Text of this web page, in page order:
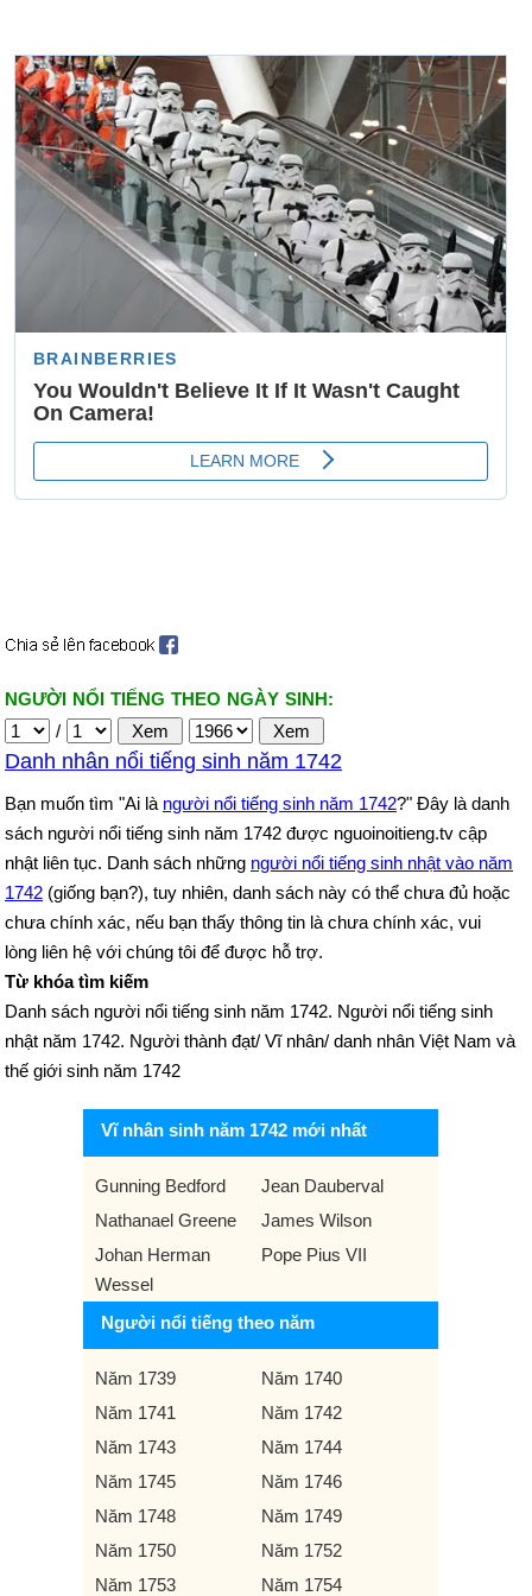
NGƯỜI NỔI TIẾNG THEO NGÀY SINH:
/
Danh nhân nổi tiếng sinh năm 1742
Bạn muốn tìm "Ai là người nổi tiếng sinh năm 1742?" Đây là danh
sách người nổi tiếng sinh năm 1742 được nguoinoitieng.tv cập
nhật liên tục. Danh sách những người nổi tiếng sinh nhật vào năm
1742 (giống bạn?), tuy nhiên, danh sách này có thể chưa đủ hoặc
chưa chính xác, nếu bạn thấy thông tin là chưa chính xác, vui
lòng liên hệ với chúng tôi để được hỗ trợ.
Từ khóa tìm kiếm
Danh sách người nổi tiếng sinh năm 1742. Người nổi tiếng sinh
nhật năm 1742. Người thành đạt/ Vĩ nhân/ danh nhân Việt Nam và
thế giới sinh năm 1742
Vĩ nhân sinh năm 1742 mới nhất
Gunning Bedford
Jean Dauberval
Nathanael Greene
James Wilson
Johan Herman
Wessel
Pope Pius VII
Người nổi tiếng theo năm
Năm 1739
Năm 1740
Năm 1741
Năm 1742
Năm 1743
Năm 1744
Năm 1745
Năm 1746
Năm 1748
Năm 1749
Năm 1750
Năm 1752
Năm 1753
Năm 1754